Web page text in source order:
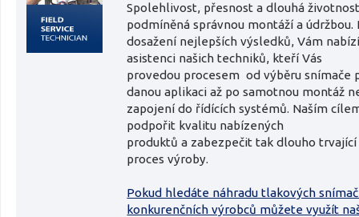
Spolehlivost, přesnost a dlouhá
podmíněná správnou montáží a údržbou.
dosažení nejlepších výsledků, Vám
asistenci našich techniků, kteří Vás
provedou procesem od výběru snímače
danou aplikaci až po samotnou montáž
zapojení do řídících systémů. Naším
podpořit kvalitu nabízených
produktů a zabezpečit tak dlouho
proces výroby.
Pokud hledáte náhradu tlakových
konkurenčních výrobců můžete využít